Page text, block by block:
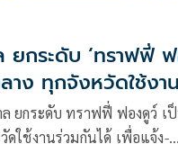
ยกระดับ ‘ทราฟฟี่
าง ทุกจังหวัดใช้งาน
ยกระดับ ทราฟฟี่ ฟองดูว์ เ
ดใช้งานร่วมกันได้ เพื่อแจ้ง-